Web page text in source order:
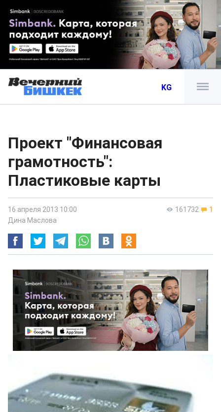
KG
Проект "Финансовая
грамотность":
Пластиковые карты
161732 1
16 апреля 2013 10:00
Дина Маслова